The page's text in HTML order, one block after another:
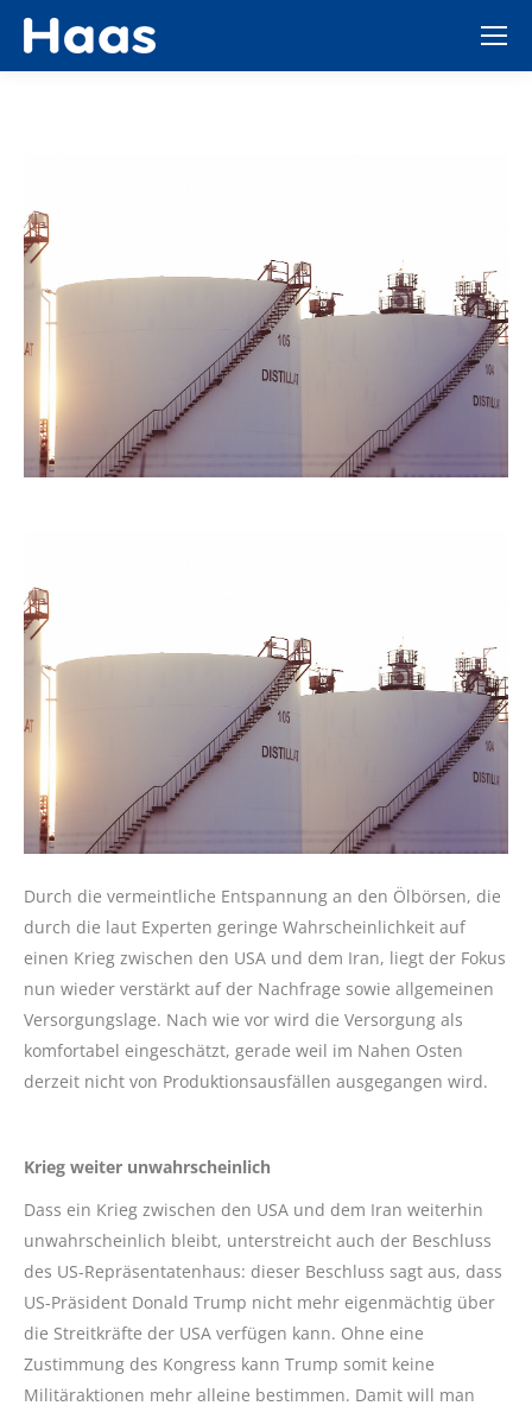
Durch die vermeintliche Entspannung an den Ölbörsen, die
durch die laut Experten geringe Wahrscheinlichkeit auf
einen Krieg zwischen den USA und dem Iran, liegt der Fokus
nun wieder verstärkt auf der Nachfrage sowie allgemeinen
Versorgungslage. Nach wie vor wird die Versorgung als
komfortabel eingeschätzt, gerade weil im Nahen Osten
derzeit nicht von Produktionsausfällen ausgegangen wird.
Krieg weiter unwahrscheinlich
Dass ein Krieg zwischen den USA und dem Iran weiterhin
unwahrscheinlich bleibt, unterstreicht auch der Beschluss
des US-Repräsentatenhaus: dieser Beschluss sagt aus, dass
US-Präsident Donald Trump nicht mehr eigenmächtig über
die Streitkräfte der USA verfügen kann. Ohne eine
Zustimmung des Kongress kann Trump somit keine
Militäraktionen mehr alleine bestimmen. Damit will man